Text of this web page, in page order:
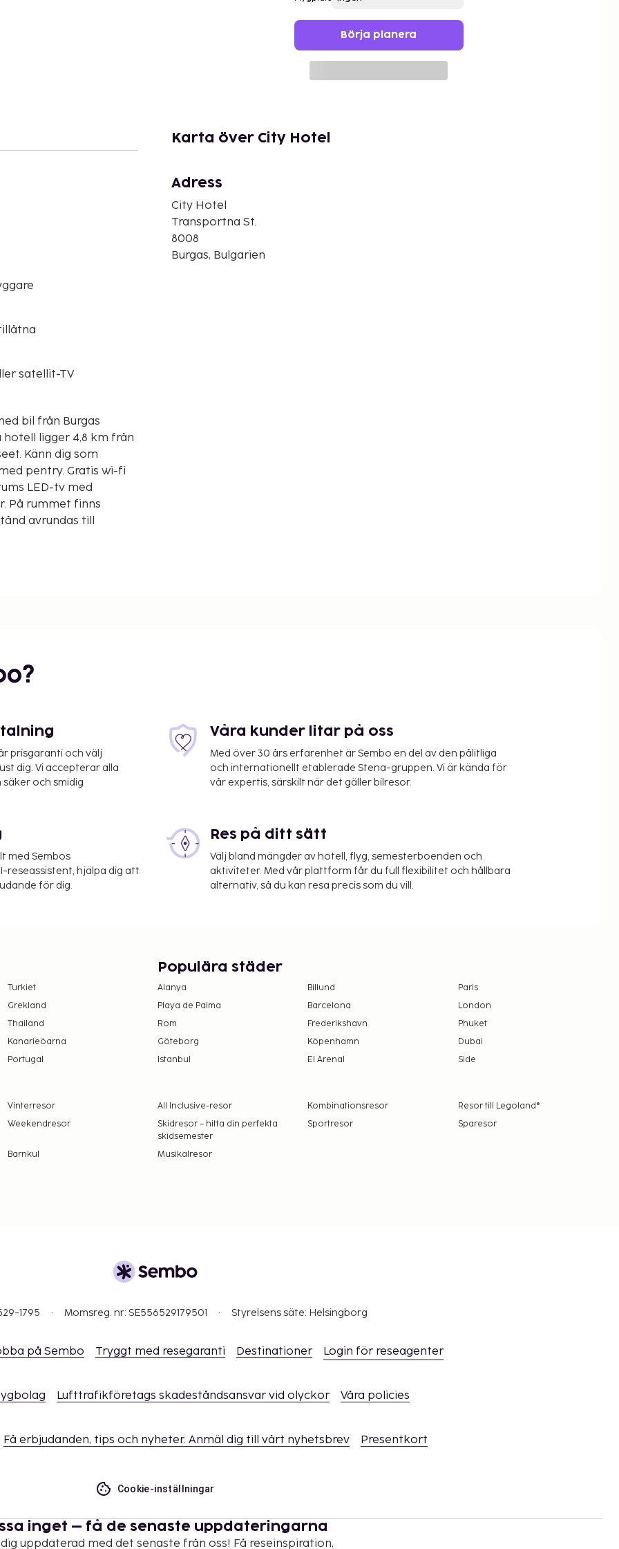
Börja planera
satellit-TV
bil från Burgas
Känn dig som
pentry. Gratis wi-fi
LED-tv med
På rummet finns
avrundas till
expressutcheckning
tur/retur mot en
finns på plats. Passa
utrymme och
7 för barn
resa, max. antal
i mån av tillgång)
att avgifter och
kan komma att
Karta över City Hotel
Adress
City Hotel
Transportna St.
8008
Burgas, Bulgarien
prisgaranti och välj
dig. Vi accepterar alla
och smidig
Våra kunder litar på oss
Med över 30 års erfarenhet är Sembo en del av den pålitliga
och internationellt etablerade Stena-gruppen. Vi är kända för
vår expertis, särskilt när det gäller bilresor.
med Sembos
reseassistent, hjälpa dig att
för dig.
Res på ditt sätt
Välj bland mängder av hotell, flyg, semesterboenden och
aktiviteter. Med vår plattform får du full flexibilitet och hållbara
alternativ, så du kan resa precis som du vill.
Turkiet
Grekland
Thailand
Kanarieöarna
Portugal
Populära städer
Alanya Billund
Paris
Playa de Palma
Barcelona
London
Rom
Frederikshavn
Phuket
Göteborg
Köpenhamn
Dubai
Istanbul
El Arenal Side
Vinterresor All Inclusive-resor Kombinationsresor
Resor till Legoland®
Weekendresor
Skidresor – hitta din perfekta
skidsemester
Sportresor Sparesor
Barnkul Musikalresor
1795 Momsreg. nr: SE556529179501 Styrelsens säte: Helsingborg
på Sembo Tryggt med resegaranti Destinationer Login för reseagenter
Lufttrafikföretags skadeståndsansvar vid olyckor Våra policies
Få erbjudanden, tips och nyheter. Anmäl dig till vårt nyhetsbrev Presentkort
Cookie-inställningar
inget – få de senaste uppdateringarna
uppdaterad med det senaste från oss! Få reseinspiration,